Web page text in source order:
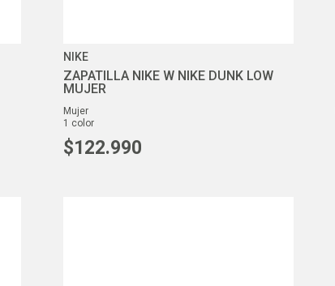
NIKE
ZAPATILLA NIKE W NIKE DUNK LOW
MUJER
mujer
1 color
$122.990